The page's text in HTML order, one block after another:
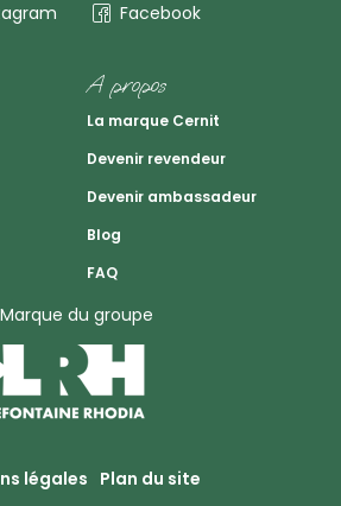
Facebook
A propos
La marque Cernit
Devenir revendeur
Devenir ambassadeur
Blog
FAQ
Marque du groupe
légales Plan du site